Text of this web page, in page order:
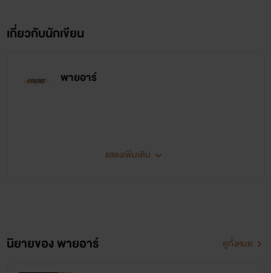
เกี่ยวกับนักเขียน
พายอาร์
ยินดีที่ได้รู้จักนัก
แสดงเพิ่มเติม
นิยายของ พายอาร์ ดูทั้งหมด